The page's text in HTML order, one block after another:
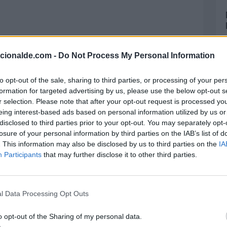
- Do Not Process My Personal Information
opt-out of the sale, sharing to third parties, or processing of your
for targeted advertising by us, please use the below opt-out
selection. Please note that after your opt-out request is processed
interest-based ads based on personal information utilized by us
to third parties prior to your opt-out. You may separately
of your personal information by third parties on the IAB’s list of
This information may also be disclosed by us to third parties on the
Participants that may further disclose it to other third parties.
Data Processing Opt Outs
opt-out of the Sharing of my personal data.
una necesidad psicológica en los seres
un ser supremo, dotado de poderes
una existencia con mayor sentido y
y complejo.
respecto, aún se desconoce su verdadero
apasionante tema y que, todavía genera
de la materia, es el afán del ser
un deseo que hasta hoy sigue siendo una